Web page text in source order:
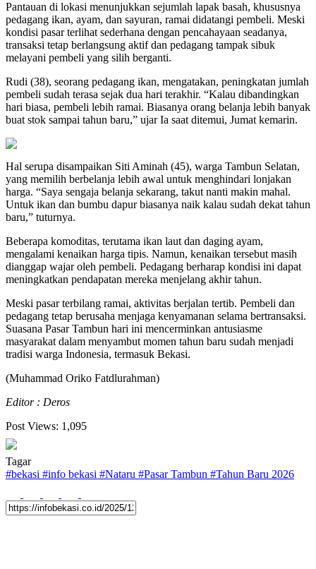
Pantauan di lokasi menunjukkan sejumlah lapak basah, khususnya
pedagang ikan, ayam, dan sayuran, ramai didatangi pembeli. Meski
kondisi pasar terlihat sederhana dengan pencahayaan seadanya,
transaksi tetap berlangsung aktif dan pedagang tampak sibuk
melayani pembeli yang silih berganti.
Rudi (38), seorang pedagang ikan, mengatakan, peningkatan jumlah
pembeli sudah terasa sejak dua hari terakhir. “Kalau dibandingkan
hari biasa, pembeli lebih ramai. Biasanya orang belanja lebih banyak
buat stok sampai tahun baru,” ujar Ia saat ditemui, Jumat kemarin.
Hal serupa disampaikan Siti Aminah (45), warga Tambun Selatan,
yang memilih berbelanja lebih awal untuk menghindari lonjakan
harga. “Saya sengaja belanja sekarang, takut nanti makin mahal.
Untuk ikan dan bumbu dapur biasanya naik kalau sudah dekat tahun
baru,” tuturnya.
Beberapa komoditas, terutama ikan laut dan daging ayam,
mengalami kenaikan harga tipis. Namun, kenaikan tersebut masih
dianggap wajar oleh pembeli. Pedagang berharap kondisi ini dapat
meningkatkan pendapatan mereka menjelang akhir tahun.
Meski pasar terbilang ramai, aktivitas berjalan tertib. Pembeli dan
pedagang tetap berusaha menjaga kenyamanan selama bertransaksi.
Suasana Pasar Tambun hari ini mencerminkan antusiasme
masyarakat dalam menyambut momen tahun baru sudah menjadi
tradisi warga Indonesia, termasuk Bekasi.
(Muhammad Oriko Fatdlurahman)
Editor : Deros
Post Views: 1,095
Tagar
#bekasi #info bekasi #Nataru #Pasar Tambun #Tahun Baru 2026